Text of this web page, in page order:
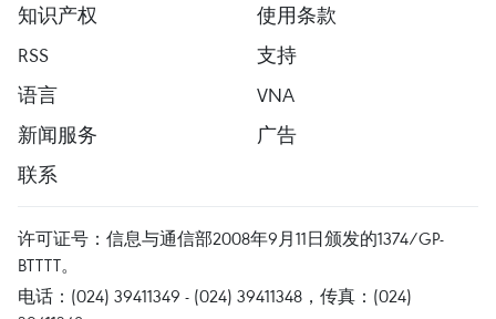
知识产权
使用条款
RSS
支持
语言
VNA
新闻服务
广告
联系
许可证号：信息与通信部2008年9月11日颁发的1374/GP-
BTTTT。
电话：(024) 39411349 - (024) 39411348，传真：(024)